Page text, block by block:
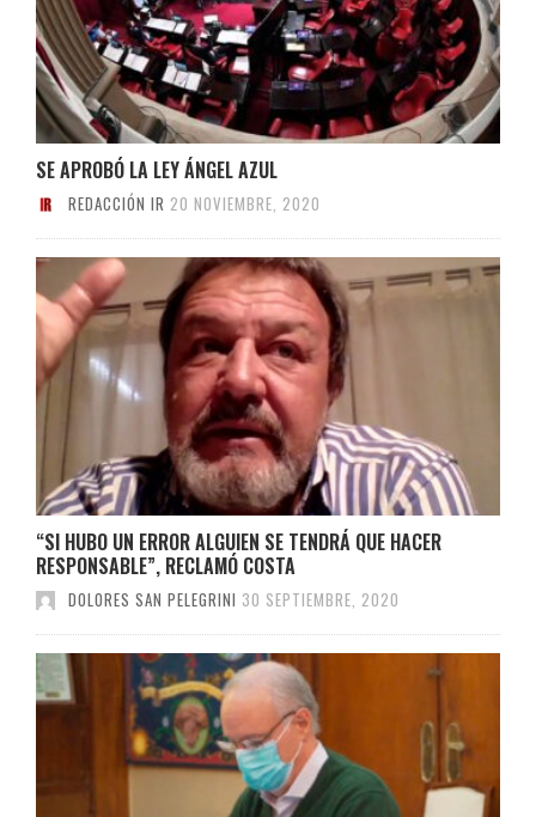
SE APROBÓ LA LEY ÁNGEL AZUL
REDACCIÓN IR 20 NOVIEMBRE, 2020
“SI HUBO UN ERROR ALGUIEN SE TENDRÁ QUE HACER
RESPONSABLE”, RECLAMÓ COSTA
DOLORES SAN PELEGRINI 30 SEPTIEMBRE, 2020